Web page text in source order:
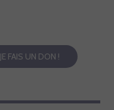
JE FAIS UN DON !